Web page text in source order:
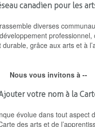
canadien pour les
diverses
grâce aux arts et à
Nous vous invitons à --
votre nom à la
évolue dans tout aspect
des arts et de